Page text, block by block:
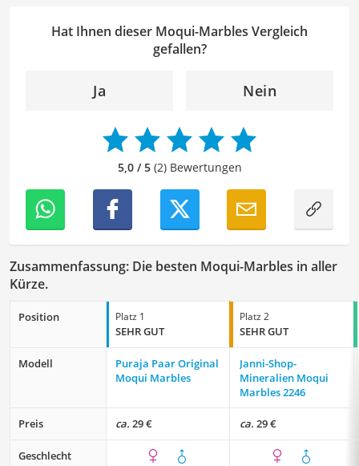
über Beauty- sowie Pflegeprodukte, Gesundheitsartikel,
Haushaltswaren und vieles mehr. Meine Beiträge
Empfehlungen, um Lesern dabei zu helfen, die besten
Schönheits- als auch Pflegeroutine zu optimieren.
Der Moqui-Marbles-Vergleich ist aus unserer Sicht
besonders empfehlenswert fürNaturheilkunde-
Hat Ihnen dieser Moqui-Marbles Vergleich
gefallen?
Ja Nein
5,0 / 5(2) Bewertungen
Zusammenfassung: Die besten Moqui-Marbles in aller
Kürze.
Position Platz 1
SEHR GUT
Platz 2
SEHR GUT
Modell
Puraja Paar Original
Moqui Marbles
Janni-Shop-
Mineralien Moqui
Marbles 2246
Preis ca. 29 € ca. 29 €
Geschlecht